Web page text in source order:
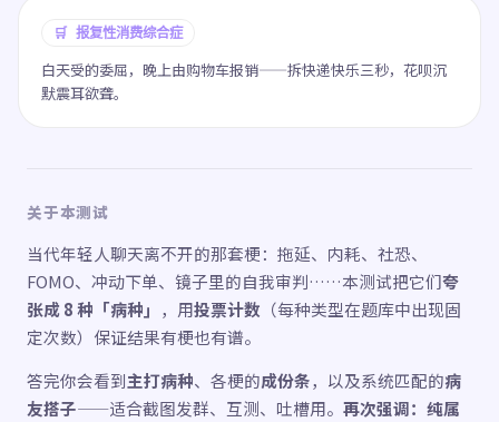
🛒 报复性消费综合症
白天受的委屈，晚上由购物车报销——拆快递快乐三秒，花呗沉
默震耳欲聋。
关于本测试
当代年轻人聊天离不开的那套梗：拖延、内耗、社恐、
FOMO、冲动下单、镜子里的自我审判……本测试把它们夸
张成 8 种「病种」 ，用投票计数 （每种类型在题库中出现固
定次数）保证结果有梗也有谱。
答完你会看到主打病种、各梗的成份条，以及系统匹配的病
友搭子——适合截图发群、互测、吐槽用。 再次强调：纯属